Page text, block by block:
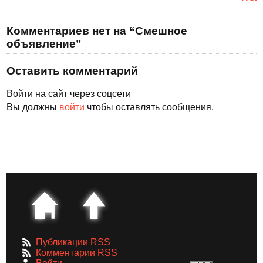
Комментариев нет на “Смешное
объявление”
Оставить комментарий
Войти на сайт через соцсети
Вы должны войти чтобы оставлять сообщения.
Публикации RSS
Комментарии RSS